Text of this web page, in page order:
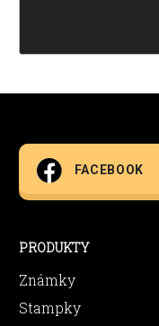
FACEBOOK
PRODUKTY
Známky
Stampky